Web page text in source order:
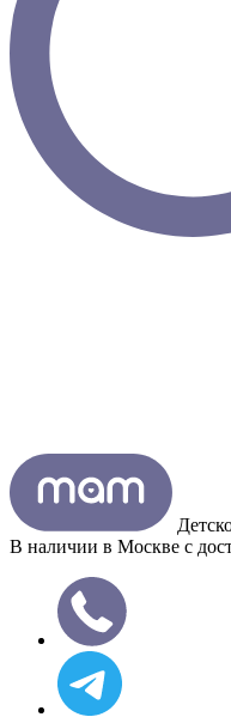
В наличии в Москве с